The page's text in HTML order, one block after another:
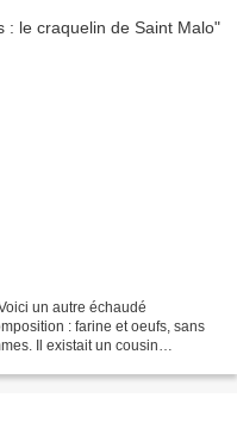
un autre échaudé
: farine et oeufs, sans
Il existait un cousin